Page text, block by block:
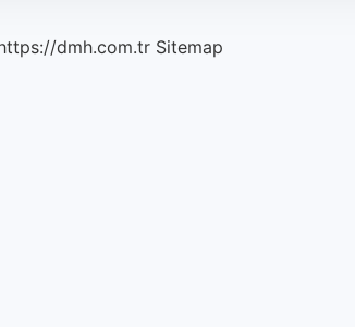
dmh.com.tr Sitemap